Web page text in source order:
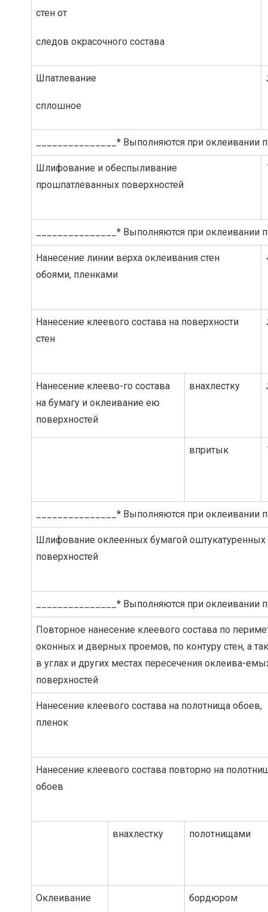
стен от
следов окрасочного состава
Шпатлевание
сплошное
_______________* Выполняются при оклеивании
Шлифование и обеспыливание
прошпатлеванных поверхностей
_______________* Выполняются при оклеивании
Нанесение линии верха оклеивания стен
обоями, пленками
Нанесение клеевого состава на поверхности
стен
Нанесение клеево-го состава
на бумагу и оклеивание ею
поверхностей
внахлестку
впритык
_______________* Выполняются при оклеивании
Шлифование оклеенных бумагой оштукатуренных
поверхностей
_______________* Выполняются при оклеивании
Повторное нанесение клеевого состава по
оконных и дверных проемов, по контуру стен, а
в углах и других местах пересечения оклеива-
поверхностей
Нанесение клеевого состава на полотнища обоев,
пленок
Нанесение клеевого состава повторно на
обоев
внахлестку полотнищами
Оклеивание бордюром